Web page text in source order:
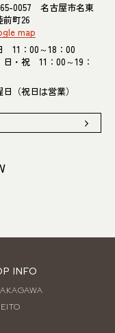
0057 名古屋市名東
前町26
map
11：00～18：00
日・祝 11：00～19：
（祝日は営業）
INFO